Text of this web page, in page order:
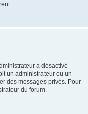
a désactivé
un administrateur ou un
des messages privés. Pour
du forum.